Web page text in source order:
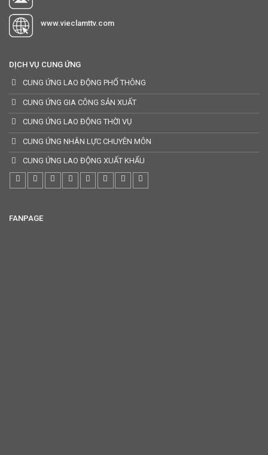
www.vieclamttv.com
DỊCH VỤ CUNG ỨNG
CUNG ỨNG LAO ĐỘNG PHỔ THÔNG
CUNG ỨNG GIA CÔNG SẢN XUẤT
CUNG ỨNG LAO ĐỘNG THỜI VỤ
CUNG ỨNG NHÂN LỰC CHUYÊN MÔN
CUNG ỨNG LAO ĐỘNG XUẤT KHẨU
FANPAGE